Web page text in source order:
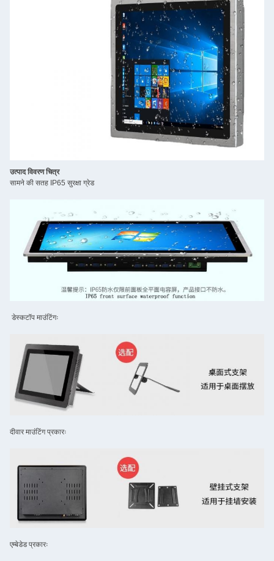
उत्पाद विवरण चित्र
सामने की सतह IP65 सुरक्षा ग्रेड
डेस्कटॉप माउंटिंगः
दीवार माउंटिंग प्रकारः
एम्बेडेड प्रकारः